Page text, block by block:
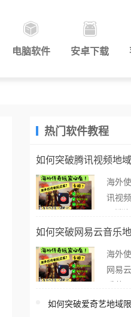
电脑软件 安卓下载
热门软件教程
如何突破腾讯视频地
海外
讯视
外打
地区
海外
亚、
如何突破网易云音乐
海外
网易
在海
如何突破爱奇艺地域